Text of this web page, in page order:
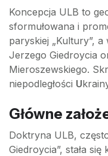
Koncepcja ULB to
sformułowana i
paryskiej „Kultury”,
Jerzego Giedroycia
Mieroszewskiego.
niepodległości U
Główne
Doktryna ULB,
Giedroycia”, stała